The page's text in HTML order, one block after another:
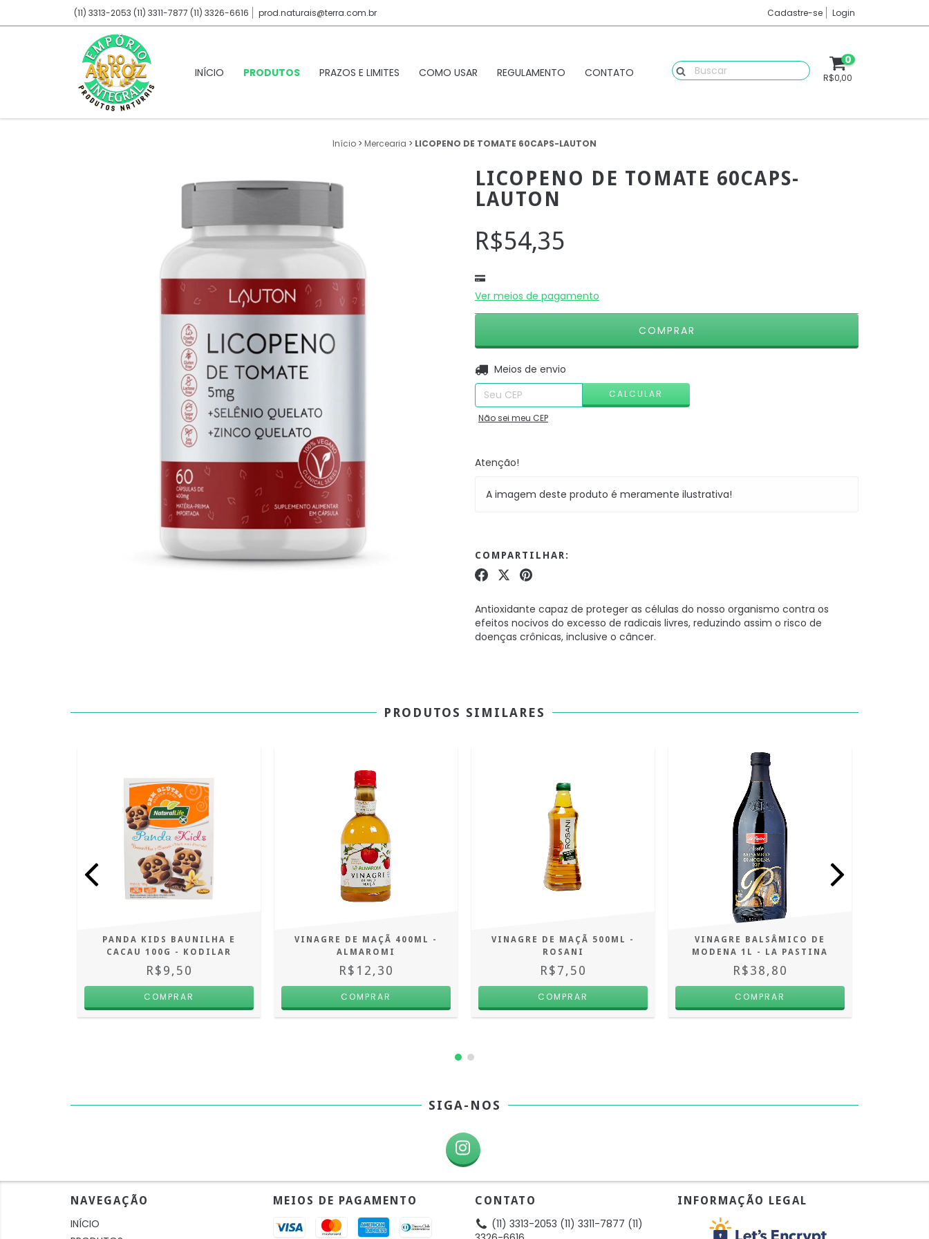
(11) 3313-2053 (11) 3311-7877 (11) 3326-6616 prod.naturais@terra.com.br Cadastre-se Login
INÍCIO PRODUTOS PRAZOS E LIMITES COMO USAR REGULAMENTO CONTATO
0
R$0,00
Início > Mercearia > LICOPENO DE TOMATE 60CAPS-LAUTON
LICOPENO DE TOMATE 60CAPS-
LAUTON
R$54,35
Ver meios de pagamento
Entregas para o CEP:
Meios de envio
CALCULAR
Não sei meu CEP
Atenção!
A imagem deste produto é meramente ilustrativa!
COMPARTILHAR:
Antioxidante capaz de proteger as células do nosso organismo contra os
efeitos nocivos do excesso de radicais livres, reduzindo assim o risco de
doenças crônicas, inclusive o câncer.
PRODUTOS SIMILARES
PANDA KIDS BAUNILHA E
CACAU 100G - KODILAR
R$9,50
VINAGRE DE MAÇÃ 400ML -
ALMAROMI
R$12,30
VINAGRE DE MAÇÃ 500ML -
ROSANI
R$7,50
VINAGRE BALSÂMICO DE
MODENA 1L - LA PASTINA
R$38,80
SIGA-NOS
NAVEGAÇÃO
INÍCIO
MEIOS DE PAGAMENTO CONTATO
(11) 3313-2053 (11) 3311-7877 (11)
INFORMAÇÃO LEGAL